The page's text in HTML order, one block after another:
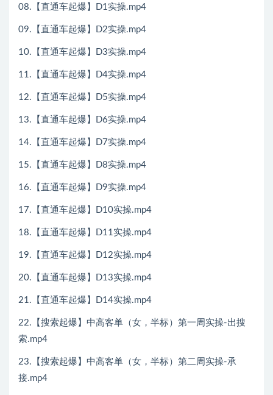
08.【直通车起爆】D1实操.mp4
09.【直通车起爆】D2实操.mp4
10.【直通车起爆】D3实操.mp4
11.【直通车起爆】D4实操.mp4
12.【直通车起爆】D5实操.mp4
13.【直通车起爆】D6实操.mp4
14.【直通车起爆】D7实操.mp4
15.【直通车起爆】D8实操.mp4
16.【直通车起爆】D9实操.mp4
17.【直通车起爆】D10实操.mp4
18.【直通车起爆】D11实操.mp4
19.【直通车起爆】D12实操.mp4
20.【直通车起爆】D13实操.mp4
21.【直通车起爆】D14实操.mp4
22.【搜索起爆】中高客单（女，半标）第一周实操-出搜
索.mp4
23.【搜索起爆】中高客单（女，半标）第二周实操-承
接.mp4